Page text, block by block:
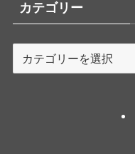
カテゴリー